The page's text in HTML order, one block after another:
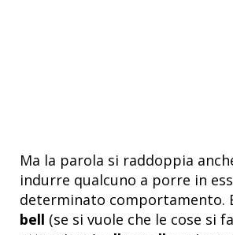
Ma la parola si raddoppia
indurre qualcuno a porre in
determinato comportamento.
bell (se si vuole che le cose si